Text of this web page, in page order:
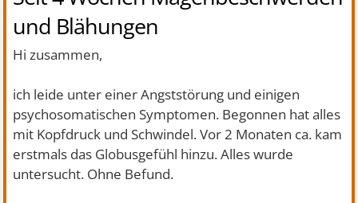
und Blähungen
Hi zusammen,
ich leide unter einer Angststörung und einigen
psychosomatischen Symptomen. Begonnen hat alles
mit Kopfdruck und Schwindel. Vor 2 Monaten ca. kam
erstmals das Globusgefühl hinzu. Alles wurde
untersucht. Ohne Befund.